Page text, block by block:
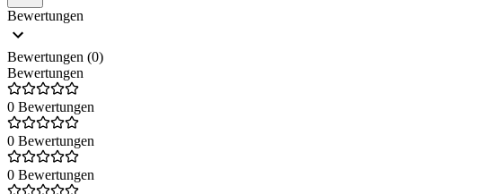
Bewertungen
Bewertungen (0)
Bewertungen
0 Bewertungen
0 Bewertungen
0 Bewertungen